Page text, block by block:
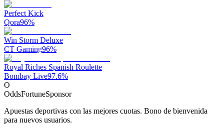
Perfect Kick
Qora96%
Win Storm Deluxe
CT Gaming96%
Royal Riches Spanish Roulette
Bombay Live97.6%
O
OddsFortuneSponsor
Apuestas deportivas con las mejores cuotas. Bono de bienvenida
para nuevos usuarios.